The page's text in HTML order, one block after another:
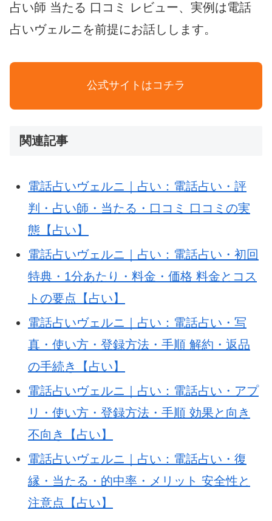
占い師 当たる 口コミ レビュー、実例は電話
占いヴェルニを前提にお話しします。
4o-
tokens=1545;
when=2025-
13T12:50:49Z;
slug=dian-
hua-
zhanivu-
eruni-
reviews-
20251013-
125039-
bee6d3
公式サイトはコチラ
関連記事
電話占いヴェルニ｜占い：電話占い・評
判・占い師・当たる・口コミ 口コミの実
態【占い】
電話占いヴェルニ｜占い：電話占い・初回
特典・1分あたり・料金・価格 料金とコス
トの要点【占い】
電話占いヴェルニ｜占い：電話占い・写
真・使い方・登録方法・手順 解約・返品
の手続き【占い】
電話占いヴェルニ｜占い：電話占い・アプ
リ・使い方・登録方法・手順 効果と向き
不向き【占い】
電話占いヴェルニ｜占い：電話占い・復
縁・当たる・的中率・メリット 安全性と
注意点【占い】